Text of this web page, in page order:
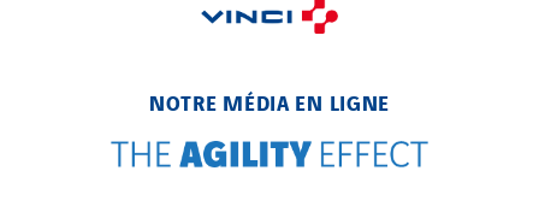
NOTRE MÉDIA EN LIGNE